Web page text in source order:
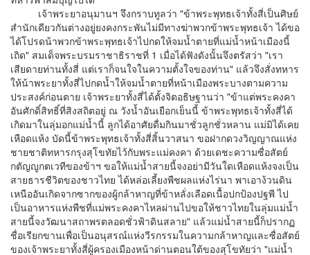
เจ้าพระยาอนุมานฯ จึงกราบทูลว่า "ข้าพระพุทธเจ้าทั้งสี่เป็นศิษย์
สำนักเดียวกันต่างอยู่ยงคงกระพันไม่มีทางฆ่าพวกข้าพระพุทธเจ้า ได้ขอ
ได้โปรดน้าพวกข้าพระพุทธเจ้าไปกดให้จมน้ำตายที่แม่น้ำหน้าเมืองนี้
เถิด" สมเด็จพระบรมราชาธิราชที่ 1 เมื่อได้ฟังดังนั้นจึงตรัสว่า "เรา
เสียดายท่านทั้งสี่ แต่เราก็จนใจในความตั้งใจของท่าน" แล้วจึงสั่งทหาร
ให้น้าพระยาทั้งสี่ไปกดน้ำให้จมน้ำตายที่หน้าเมืองพระบางตามความ
ประสงค์ก่อนตาย เจ้าพระยาทั้งสี่ได้ตั้งจิตอธิษฐานว่า "ข้าแต่พระคงคา
อันศักดิ์สิทธิ์ที่สิงสถิตอยู่ ณ วังน้ำอันเยือกเย็นนี้ ข้าพระพุทธเจ้าทั้งสี่ได้
เกิดมาในลุ่มอกแม่น้ำนี้ ลูกได้อาศัยดื่มกินมาชั่วลูกชั่วหลาน แม่มิได้เคย
เหือดแห้ง บัดนี้ข้าพระพุทธเจ้าทั้งสี่สิ้นวาสนา ขอฝากดวงวิญญาณแห่ง
ชายชาติทหารกรุงสุโขทัยไว้กับพระแม่คงคา ด้วยเดชะความซื่อสัตย์
กตัญญูกตเวทีของข้าฯ ขอให้แม่น้ำสายนี้จงอย่ามีวันใดเหือดแห้งจงเป็น
สายธารชีวิตของชาวไทย ได้หล่อเลี้ยงพืชผลแห่งไร่นา พาเอาง้วนดิน
เหนืออันเกิดจากซากของผู้กล้าหาญที่ข้าหลั่งเลือดเนื้อปกป้องปฐพี ไป
เป็นอาหารแห่งพืชที่แม่พระคงคาไหลผ่านไปขอให้ชาวไทยในลุ่มแม่น้ำ
สายนี้จงวัฒนาสถาพรตลอดชั่วฟ้าดินสลาย" แล้วแม่น้ำสายนี้ก็ปรากฏ
ชื่อเรียกขานเพื่อเป็นอนุสรณ์แห่งวีรกรรมในความกล้าหาญและซื่อสัตย์
ของเจ้าพระยาทั้งสี่ผู้ครองเมืองหน้าด่านตอนใต้ของสุโขทัยว่า "แม่น้ำ